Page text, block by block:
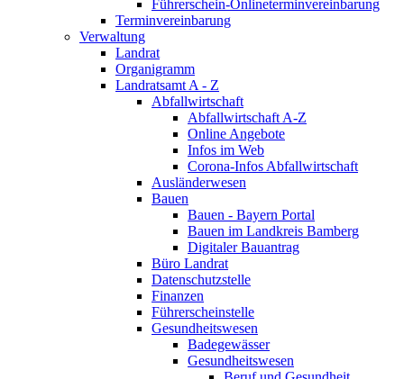
Führerschein-Onlineterminvereinbarung
Terminvereinbarung
Verwaltung
Landrat
Organigramm
Landratsamt A - Z
Abfallwirtschaft
Abfallwirtschaft A-Z
Online Angebote
Infos im Web
Corona-Infos Abfallwirtschaft
Ausländerwesen
Bauen
Bauen - Bayern Portal
Bauen im Landkreis Bamberg
Digitaler Bauantrag
Büro Landrat
Datenschutzstelle
Finanzen
Führerscheinstelle
Gesundheitswesen
Badegewässer
Gesundheitswesen